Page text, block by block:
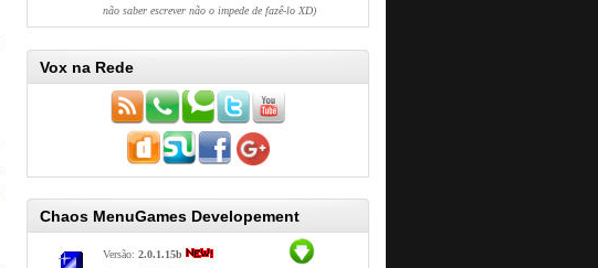
não saber escrever não o impede de fazê-lo XD)
Vox na Rede
Chaos MenuGames Developement
Versão: 2.0.1.15b